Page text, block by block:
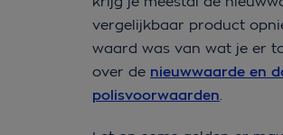
vergelijkbaar product
waard was van wat je er
over de nieuwwaarde en
polisvoorwaarden